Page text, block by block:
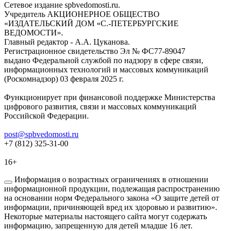
Сетевое издание spbvedomosti.ru.
Учредитель АКЦИОНЕРНОЕ ОБЩЕСТВО
«ИЗДАТЕЛЬСКИЙ ДОМ «С.-ПЕТЕРБУРГСКИЕ
ВЕДОМОСТИ».
Главный редактор - А.А. Цуканова.
Регистрационное свидетельство Эл № ФС77-89047
выдано Федеральной службой по надзору в сфере связи,
информационных технологий и массовых коммуникаций
(Роскомнадзор) 03 февраля 2025 г.
Функционирует при финансовой поддержке Министерства
цифрового развития, связи и массовых коммуникаций
Российской Федерации.
post@spbvedomosti.ru
+7 (812) 325-31-00
16+
Информация о возрастных ограничениях в отношении
информационной продукции, подлежащая распространению
на основании норм Федерального закона «О защите детей от
информации, причиняющей вред их здоровью и развитию».
Некоторые материалы настоящего сайта могут содержать
информацию, запрещенную для детей младше 16 лет.